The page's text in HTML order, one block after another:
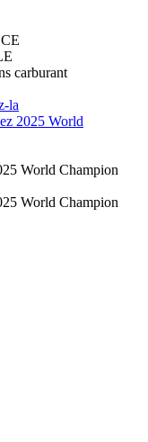
carburant
la
2025 World
World Champion
World Champion